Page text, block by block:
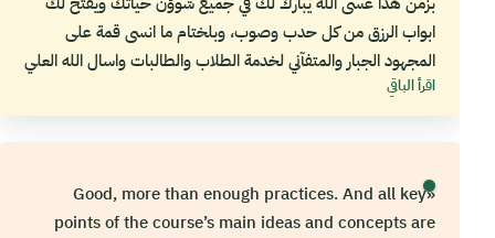
ابواب الرزق من كل حدب وصوب، وبلختام ما انسى قمة على
المجهود الجبار والمتفآني لخدمة الطلاب والطالبات واسال الله العلي
العظيم ان تصبحون من اكثر المنصات المؤثرة والمتميزة في المجال
اقرأ الباقي
«Good, more than enough practices. And all key
points of the course’s main ideas and concepts are